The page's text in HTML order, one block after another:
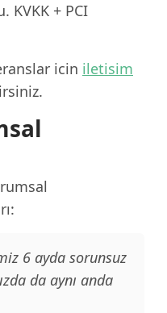
KVKK + PCI
icin iletisim
6 ayda sorunsuz
da aynı anda